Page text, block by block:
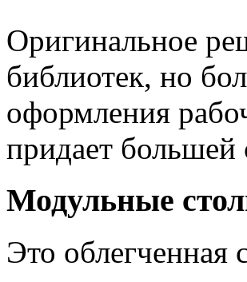
Оригинальное
библиотек, но
оформления
придает большей
Модульные
Это